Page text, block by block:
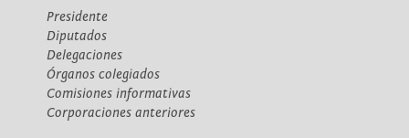
Presidente
Diputados
Delegaciones
Órganos colegiados
Comisiones informativas
Corporaciones anteriores